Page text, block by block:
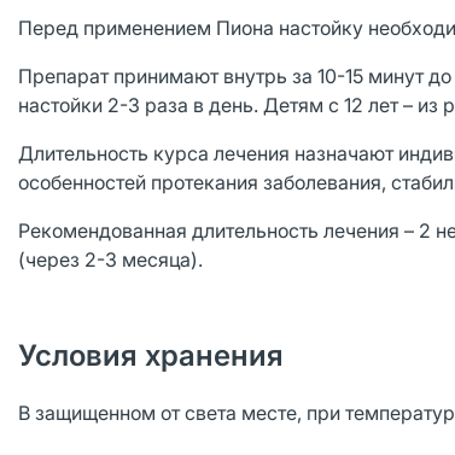
Перед применением Пиона настойку
Препарат принимают внутрь за 10-15 минут
настойки 2-3 раза в день. Детям с 12 лет – из
Длительность курса лечения назначают
особенностей протекания заболевания,
Рекомендованная длительность лечения – 2
(через 2-3 месяца).
Условия хранения
В защищенном от света месте, при